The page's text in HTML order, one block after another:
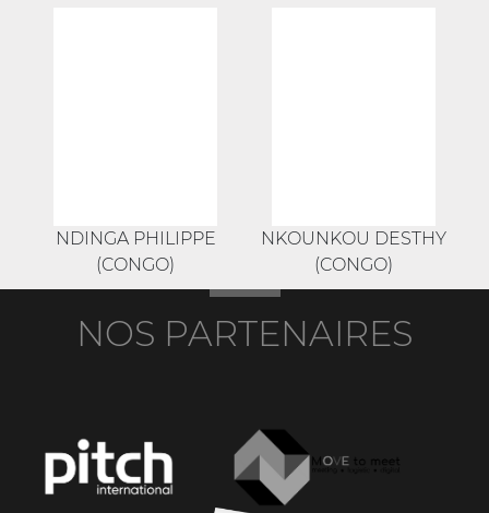
NDINGA PHILIPPE
(CONGO)
NKOUNKOU DESTHY
(CONGO)
NOS PARTENAIRES